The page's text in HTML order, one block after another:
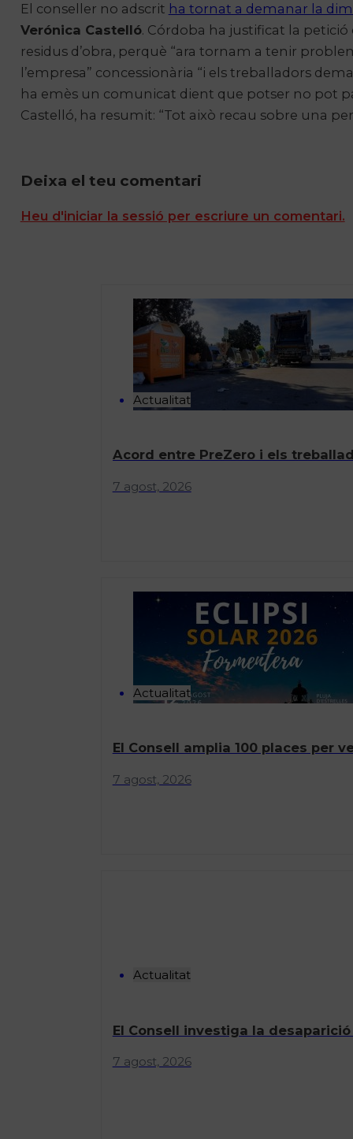
El conseller no adscrit ha tornat a demanar la
Verónica Castelló. Córdoba ha justificat la
residus d’obra, perquè “ara tornam a tenir
l’empresa” concessionària “i els treballadors
ha emès un comunicat dient que potser no pot
Castelló, ha resumit: “Tot això recau sobre una
Deixa el teu comentari
Heu d'iniciar la sessió per escriure un comentari.
Actualitat
Acord entre PreZero i els
7 agost, 2026
Actualitat
El Consell amplia 100 places per
7 agost, 2026
Actualitat
El Consell investiga la
7 agost, 2026